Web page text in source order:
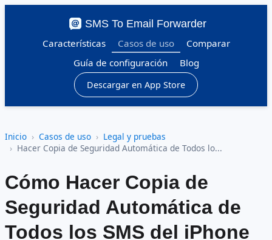
SMS To Email Forwarder
Características
Casos de uso
Comparar
Guía de configuración
Blog
Descargar en App Store
Inicio Casos de uso
Legal y pruebas
Hacer Copia de Seguridad Automática de Todos lo...
Cómo Hacer Copia de
Seguridad Automática de
Todos los SMS del iPhone